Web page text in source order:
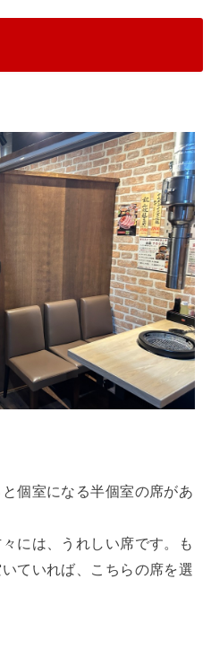
個室になる半個室の席があ
には、うれしい席です。も
ていれば、こちらの席を選